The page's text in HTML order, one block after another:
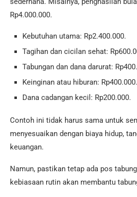
Rp4.000.000.
Kebutuhan utama: Rp2.400.000.
Tagihan dan cicilan sehat:
Tabungan dan dana darurat:
Keinginan atau hiburan: Rp400.000.
Dana cadangan kecil: Rp200.000.
Contoh ini tidak harus sama untuk
menyesuaikan dengan biaya hidup,
keuangan.
Namun, pastikan tetap ada pos
kebiasaan rutin akan membantu